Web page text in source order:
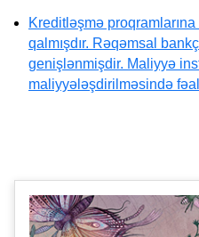
Kreditləşmə
qalmışdır. Rəqəmsal
genişlənmişdir. Maliyyə
maliyyələşdirilməsində